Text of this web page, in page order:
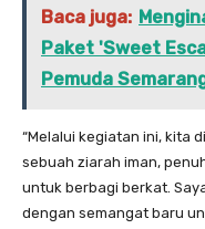
Baca juga:
Paket 'Sweet
Pemuda
“Melalui kegiatan ini, kita
sebuah ziarah iman,
untuk berbagi berkat.
dengan semangat baru